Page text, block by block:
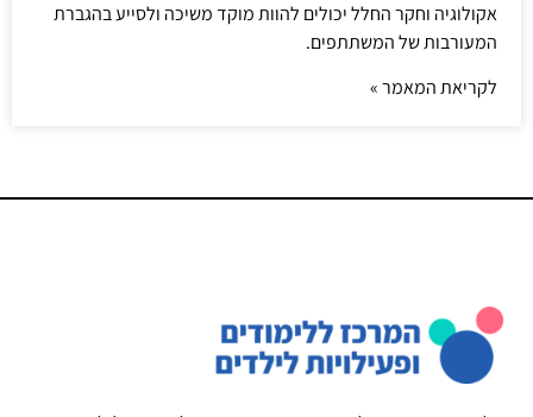
אקולוגיה וחקר החלל יכולים להוות מוקד משיכה ולסייע בהגברת
המעורבות של המשתתפים.
לקריאת המאמר »